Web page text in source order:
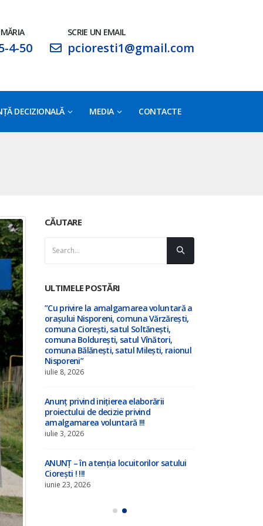
4-50
SCRIE UN EMAIL
pcioresti1@gmail.com
DECIZIONALĂ MEDIA CONTACTE
CĂUTARE
ULTIMELE POSTĂRI
cerc
”Cu privire la amalgamarea voluntară a
orașului Nisporeni, comuna Vărzărești,
comuna Ciorești, satul Soltănești,
comuna Boldurești, satul Vînători,
comuna Bălănești, satul Milești, raionul
Nisporeni”
iulie 8, 2026
Anunț privind inițierea elaborării
proiectului de decizie privind
amalgamarea voluntară !!!
iulie 3, 2026
ANUNȚ – în atenția locuitorilor satului
Ciorești ! !!!
iunie 23, 2026